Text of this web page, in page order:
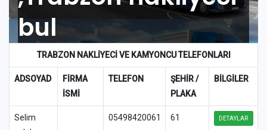
bul
TRABZON NAKLİYECİ VE KAMYONCU TELEFONLARI
ADSOYAD
FİRMA
İSMİ
TELEFON
ŞEHİR /
PLAKA
BİLGİLER
Selim
05498420061 61 DETAYLAR